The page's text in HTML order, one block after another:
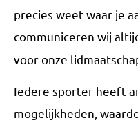
precies weet waar je
communiceren wij
voor onze
Iedere sporter heeft
mogelijkheden,